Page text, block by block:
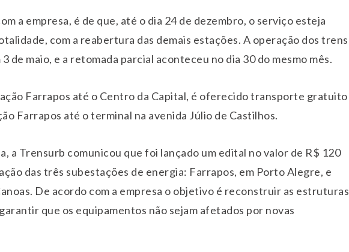
a empresa, é de que, até o dia 24 de dezembro, o serviço esteja
com a reabertura das demais estações. A operação dos trens
de maio, e a retomada parcial aconteceu no dia 30 do mesmo mês.
Farrapos até o Centro da Capital, é oferecido transporte gratuito
Farrapos até o terminal na avenida Júlio de Castilhos.
a Trensurb comunicou que foi lançado um edital no valor de R$ 120
das três subestações de energia: Farrapos, em Porto Alegre, e
De acordo com a empresa o objetivo é reconstruir as estruturas
que os equipamentos não sejam afetados por novas